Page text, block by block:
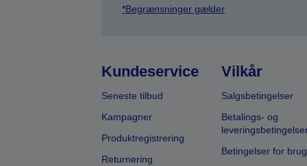
*Begrænsninger gælder
Kundeservice
Seneste tilbud
Kampagner
Produktregistrering
Returnering
Vilkår
Salgsbetingelser
Betalings- og
Betingelser for brug